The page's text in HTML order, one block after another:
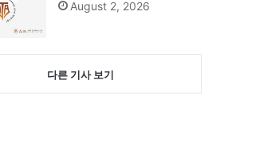
August 2, 2026
다른 기사 보기